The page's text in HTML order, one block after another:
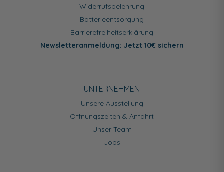
Widerrufsbelehrung
Batterieentsorgung
Barrierefreiheitserklärung
Newsletteranmeldung: Jetzt 10€ sichern
UNTERNEHMEN
Unsere Ausstellung
Öffnungszeiten & Anfahrt
Unser Team
Jobs